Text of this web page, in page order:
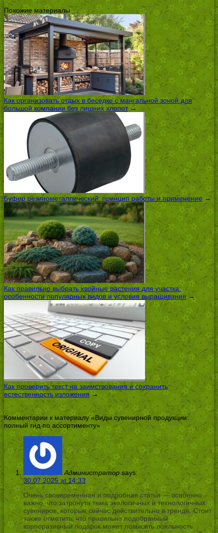
Похожие материалы
Как организовать отдых в беседке с мангальной зоной для
большой компании без лишних хлопот→
Буфер резинометаллический: принцип работы и применение→
Как правильно выбрать хвойные растения для участка:
особенности популярных видов и условия выращивания→
Как проверить текст на заимствования и сохранить
естественность изложения →
Комментарии к материалу «Виды сувенирной продукции:
полный гид по ассортименту»
Администратор says:
30.07.2025 at 14:33
Очень своевременная и подробная статья — особенно
важно, что затронута тема экологичных и технологичных
сувениров, которые сейчас действительно в тренде. Стоит
также отметить, что правильно подобранный
корпоративный подарок может повысить лояльность